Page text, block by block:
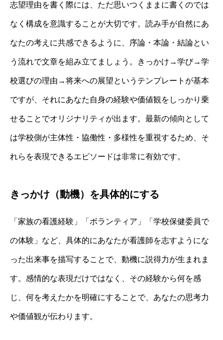
志望理由を書く際には、ただ思いつくままに書くのでは
なく構成を意識することが大切です。読み手が自然にあ
なたの考えに共感できるように、序論・本論・結論とい
う流れで文章を組み立てましょう。きっかけ→学び→学
校選びの理由→将来への展望というテンプレートが基本
ですが、それにあなた自身の経験や価値観をしっかり乗
せることでオリジナリティが出ます。最新の傾向として
は学校側が主体性・協働性・多様性を重視するため、そ
れらを表現できるエピソードは非常に有効です。
きっかけ（動機）を具体的にする
「家族の看護経験」「ボランティア」「学校保健委員で
の体験」など、具体的にあなたが看護師を志すようにな
った出来事を描写することで、動機に説得力が生まれま
す。感情的な表現だけではなく、その経験から何を感
じ、何を考えたかを明確にすることで、あなたの思考力
や価値観が伝わります。